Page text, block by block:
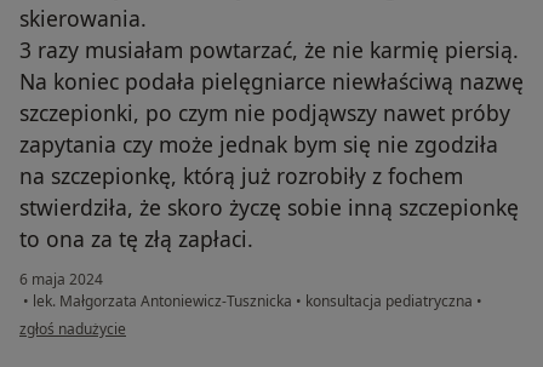
skierowania.
3 razy musiałam powtarzać, że nie karmię piersią.
Na koniec podała pielęgniarce niewłaściwą nazwę
szczepionki, po czym nie podjąwszy nawet próby
zapytania czy może jednak bym się nie zgodziła
na szczepionkę, którą już rozrobiły z fochem
stwierdziła, że skoro życzę sobie inną szczepionkę
to ona za tę złą zapłaci.
6 maja 2024
• lek. Małgorzata Antoniewicz-Tusznicka • konsultacja pediatryczna •
w opinii użytkownika Karolina
zgłoś nadużycie